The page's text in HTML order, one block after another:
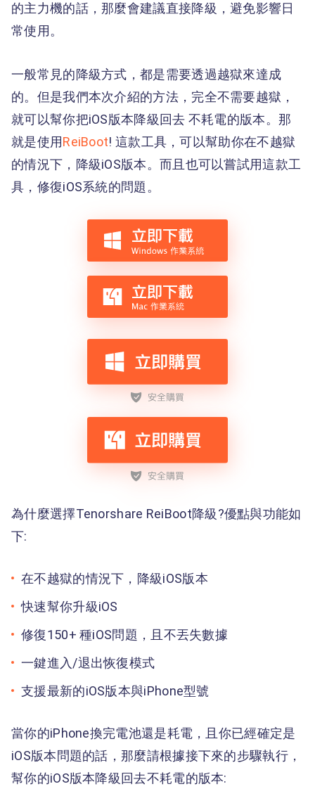
的主力機的話，那麼會建議直接降級，避免影響日
常使用。
一般常見的降級方式，都是需要透過越獄來達成
的。但是我們本次介紹的方法，完全不需要越獄，
就可以幫你把iOS版本降級回去 不耗電的版本。那
就是使用ReiBoot! 這款工具，可以幫助你在不越獄
的情況下，降級iOS版本。而且也可以嘗試用這款工
具，修復iOS系統的問題。
為什麼選擇Tenorshare ReiBoot降級?優點與功能如
下:
在不越獄的情況下，降級iOS版本
快速幫你升級iOS
修復150+ 種iOS問題，且不丟失數據
一鍵進入/退出恢復模式
支援最新的iOS版本與iPhone型號
當你的iPhone換完電池還是耗電，且你已經確定是
iOS版本問題的話，那麼請根據接下來的步驟執行，
幫你的iOS版本降級回去不耗電的版本: